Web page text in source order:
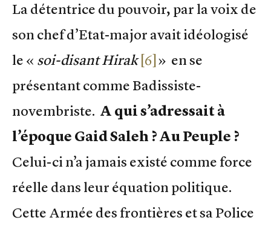
La détentrice du pouvoir, par la voix de
son chef d’Etat-major avait idéologisé
le « soi-disant Hirak [6] » en se
présentant comme Badissiste-
novembriste. A qui s’adressait à
l’époque Gaid Saleh ? Au Peuple ?
Celui-ci n’a jamais existé comme force
réelle dans leur équation politique.
Cette Armée des frontières et sa Police